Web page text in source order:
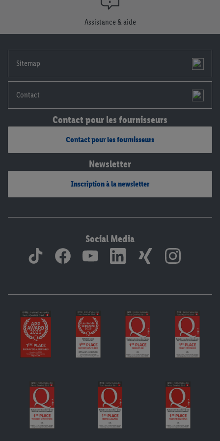
Assistance & aide
Sitemap
Contact
Contact pour les fournisseurs
Contact pour les fournisseurs
Newsletter
Inscription à la newsletter
Social Media
consentement à tout moment avec effet pour l’avenir, dans
déclaration de confidentialité
Pour consulter les